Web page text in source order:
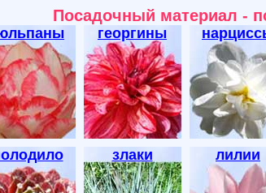
Посадочный материал -
георгины
злаки лилии